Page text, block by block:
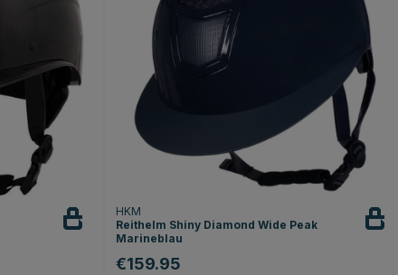
HKM
Reithelm Shiny Diamond Wide Peak
Marineblau
€159.95